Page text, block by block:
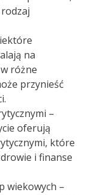
na
różne
przynieść
–
oferują
które
i finanse
wiekowych –